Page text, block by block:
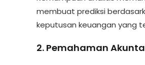
membuat prediksi
keputusan keuangan yang
2. Pemahaman